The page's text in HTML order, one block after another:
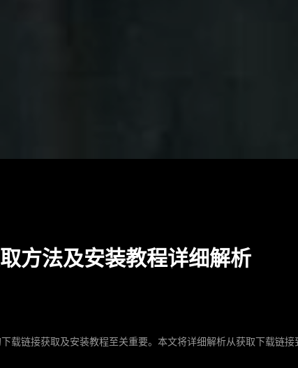
方法及安装教程详细解析
载链接获取及安装教程至关重要。本文将详细解析从获取下载链